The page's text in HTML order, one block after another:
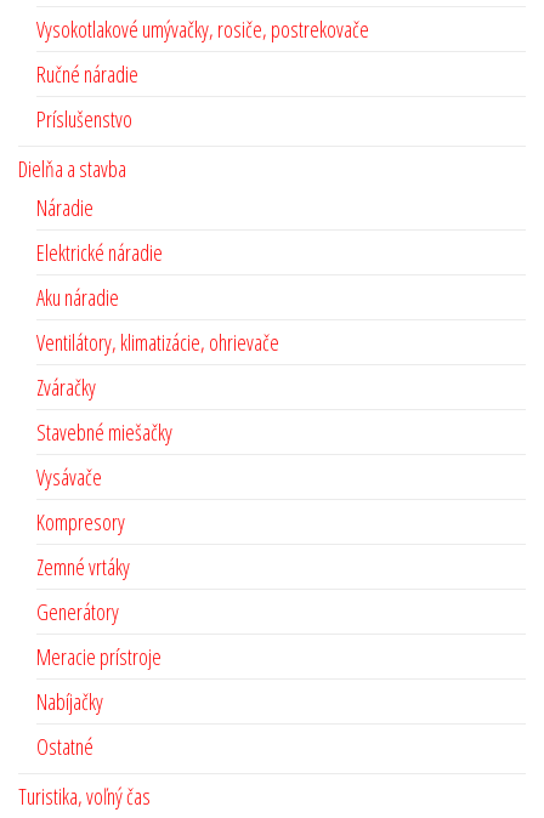
Vysokotlakové umývačky, rosiče, postrekovače
Ručné náradie
Príslušenstvo
Dielňa a stavba
Náradie
Elektrické náradie
Aku náradie
Ventilátory, klimatizácie, ohrievače
Zváračky
Stavebné miešačky
Vysávače
Kompresory
Zemné vrtáky
Generátory
Meracie prístroje
Nabíjačky
Ostatné
Turistika, voľný čas